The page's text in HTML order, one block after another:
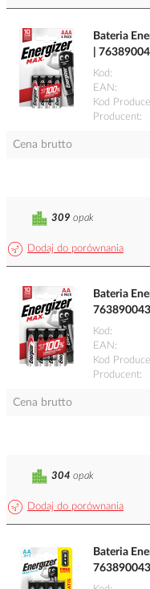
Bateria
|
Kod
EAN
Kod
Producent
Cena brutto
Dodaj do porównania
309 opak
Bateria
Kod
EAN
Kod
Producent
Cena brutto
Dodaj do porównania
304 opak
Bateria